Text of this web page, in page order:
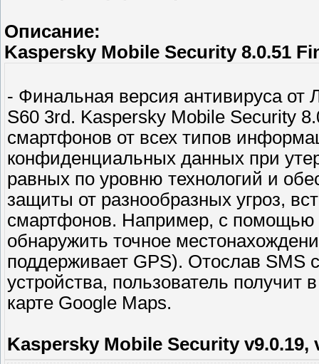
Описание:
Kaspersky Mobile Security 8.0.51
- Финальная версия антивируса от
S60 3rd. Kaspersky Mobile Security
смартфонов от всех типов
конфиденциальных данных при
равных по уровню технологий и
защиты от разнообразных угроз,
смартфонов. Например, с помощью
обнаружить точное
поддерживает GPS). Отослав SMS
устройства, пользователь получит
карте Google Maps.
Kaspersky Mobile Security v9.0.19,